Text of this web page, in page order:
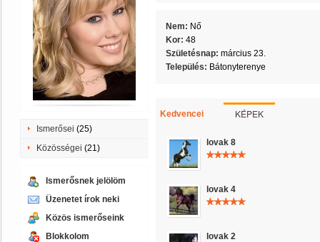
Ismerősei (25)
Közösségei (21)
Ismerősnek jelölöm
Üzenetet írok neki
Közös ismerőseink
Blokkolom
Nem: Nő
Kor: 48
Születésnap: március 23.
Település: Bátonyterenye
Kedvencei KÉPEK
lovak 8
lovak 4
lovak 2